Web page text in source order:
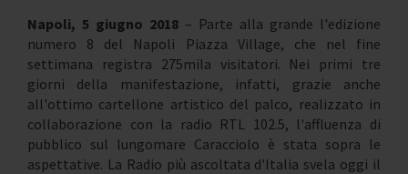
Napoli, 5 giugno 2018 – Parte alla grande l'edizione
numero 8 del Napoli Piazza Village, che nel fine
settimana registra 275mila visitatori. Nei primi tre
giorni della manifestazione, infatti, grazie anche
all'ottimo cartellone artistico del palco, realizzato in
collaborazione con la radio RTL 102.5, l'affluenza di
pubblico sul lungomare Caracciolo è stata sopra le
aspettative. La Radio più ascoltata d'Italia svela oggi il